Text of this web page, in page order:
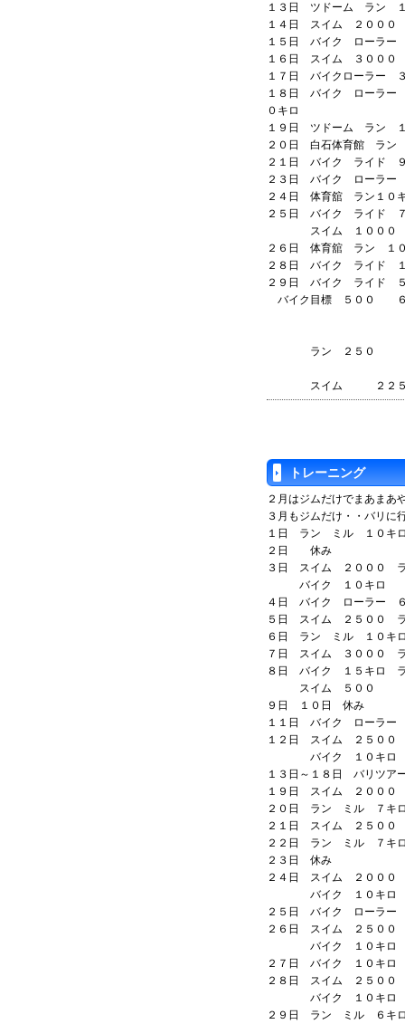
１３日 ツドーム ラン
１４日 スイム ２０００
１５日 バイク ローラー
１６日 スイム ３００
１７日 バイクローラー
１８日 バイク ローラ
０キロ
１９日 ツドーム ラン
２０日 白石体育館 ラン
２１日 バイク ライド
２３日 バイク ローラ
２４日 体育舘 ラン１０
２５日 バイク ライド
スイム １０００
２６日 体育舘 ラン １
２８日 バイク ライド
２９日 バイク ライド
バイク目標 ５００
ラン ２５０ １
スイム ２２
トレーニング
２月はジムだけでまあまあ
３月もジムだけ・・バリに
１日 ラン ミル １０キ
２日 休み
３日 スイム ２０００
バイク １０キロ
４日 バイク ローラー
５日 スイム ２５００
６日 ラン ミル １０キ
７日 スイム ３０００
８日 バイク １５キロ
スイム ５００
９日 １０日 休み
１１日 バイク ローラー
１２日 スイム ２５０
バイク １０キロ
１３日～１８日 バリツア
１９日 スイム ２００
２０日 ラン ミル ７キ
２１日 スイム ２５０
２２日 ラン ミル ７キ
２３日 休み
２４日 スイム ２０００
バイク １０キロ ５
２５日 バイク ローラー
２６日 スイム ２５０
バイク １０キロ
２７日 バイク １０キ
２８日 スイム ２５０
バイク １０キロ
２９日 ラン ミル ６キ